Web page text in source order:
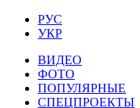
РУС
УКР
ВИДЕО
ФОТО
ПОПУЛЯРНЫЕ
СПЕЦПРОЕКТЫ